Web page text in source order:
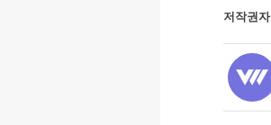
저작권